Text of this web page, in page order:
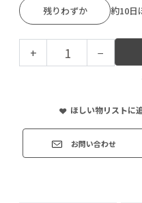
残りわずか 約10日
+ −
ほしい物リストに
お問い合わせ